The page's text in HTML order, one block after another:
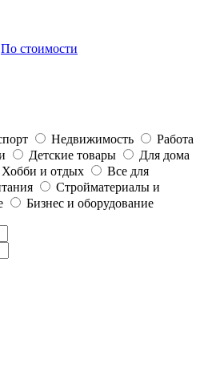
По стоимости
Недвижимость
Работа
Детские товары
Для дома
Хобби и отдых
Все для
Стройматериалы и
Бизнес и оборудование